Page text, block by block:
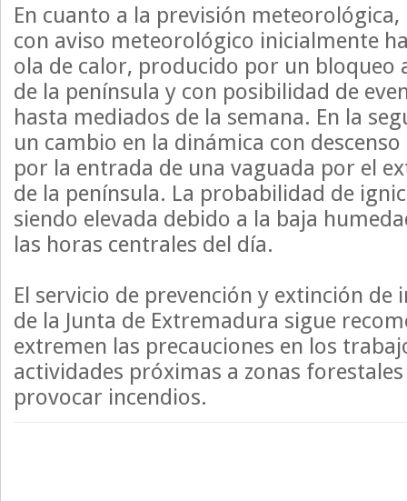
En cuanto a la previsión meteorológica,
con aviso meteorológico inicialmente
ola de calor, producido por un bloqueo
de la península y con posibilidad de
hasta mediados de la semana. En la
un cambio en la dinámica con
por la entrada de una vaguada por el
de la península. La probabilidad de
siendo elevada debido a la baja
las horas centrales del día.
El servicio de prevención y extinción de
de la Junta de Extremadura sigue
extremen las precauciones en los
actividades próximas a zonas
provocar incendios.